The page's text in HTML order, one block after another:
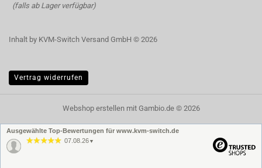
(falls ab Lager verfügbar)
Inhalt by KVM-Switch Versand GmbH © 2026
Vertrag widerrufen
Webshop erstellenmit Gambio.de © 2026
Ausgewählte Top-Bewertungen für www.kvm-switch.de
07.08.26 ▼